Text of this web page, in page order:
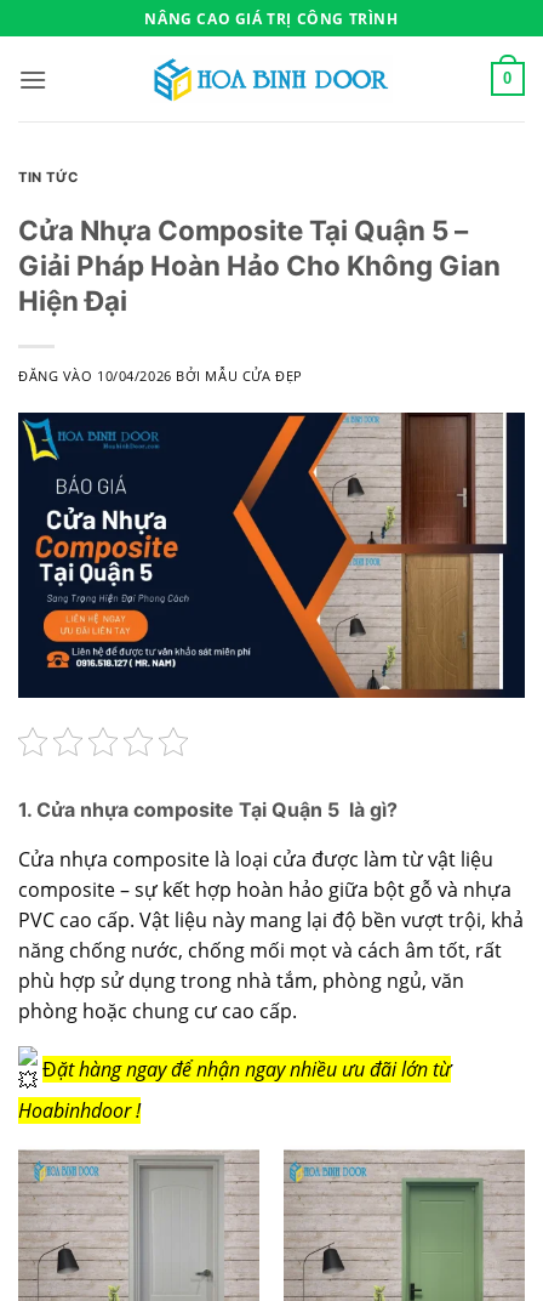
qua
nội
NÂNG CAO GIÁ TRỊ CÔNG TRÌNH
0
TIN TỨC
Cửa Nhựa Composite Tại Quận 5 –
Giải Pháp Hoàn Hảo Cho Không Gian
Hiện Đại
ĐĂNG VÀO 10/04/2026 BỞI MẪU CỬA ĐẸP
1. Cửa nhựa composite Tại Quận 5 là gì?
Cửa nhựa composite là loại cửa được làm từ vật liệu
composite – sự kết hợp hoàn hảo giữa bột gỗ và nhựa
PVC cao cấp. Vật liệu này mang lại độ bền vượt trội, khả
năng chống nước, chống mối mọt và cách âm tốt, rất
phù hợp sử dụng trong nhà tắm, phòng ngủ, văn
phòng hoặc chung cư cao cấp.
Đặt hàng ngay để nhận ngay nhiều ưu đãi lớn từ
Hoabinhdoor !